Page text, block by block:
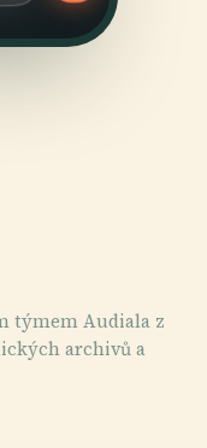
týmem Audiala z
archivů a